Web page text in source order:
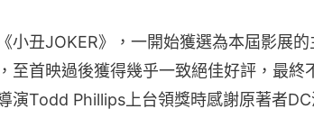
小丑JOKER》，一開始獲選為本屆影展的
至首映過後獲得幾乎一致絕佳好評，最終
演Todd Phillips上台領獎時感謝原著者